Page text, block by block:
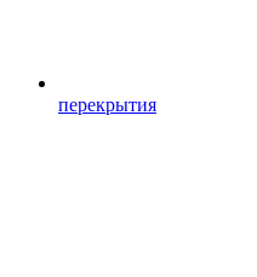
перекрытия